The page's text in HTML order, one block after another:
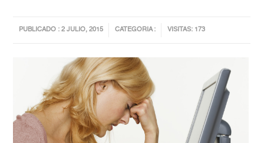
PUBLICADO : 2 JULIO, 2015 CATEGORIA : VISITAS: 173